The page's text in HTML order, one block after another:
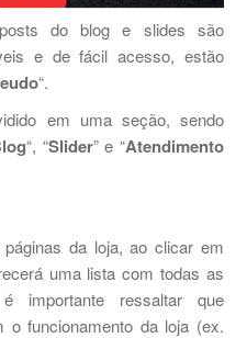
do blog e slides são
e de fácil acesso, estão
“.
em uma seção, sendo
“, “Slider” e “Atendimento
da loja, ao clicar em
uma lista com todas as
importante ressaltar que
o funcionamento da loja (ex.